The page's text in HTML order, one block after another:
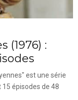
(1976) :
est une série
épisodes de 48